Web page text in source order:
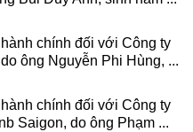
chính đối với Công ty
ông Nguyễn Phi Hùng, ...
chính đối với Công ty
Saigon, do ông Phạm ...